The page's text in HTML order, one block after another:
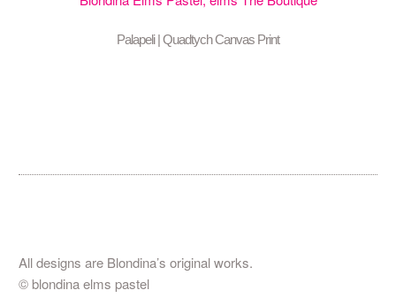
Palapeli | Quadtych Canvas Print
All designs are Blondina’s original works.
© blondina elms pastel